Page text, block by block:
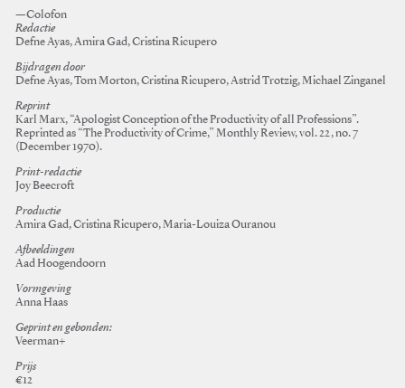
—Colofon
Redactie
Defne Ayas, Amira Gad, Cristina Ricupero
Bijdragen door
Defne Ayas, Tom Morton, Cristina Ricupero, Astrid Trotzig, Michael Zinganel
Reprint
Karl Marx, “Apologist Conception of the Productivity of all Professions”.
Reprinted as “The Productivity of Crime,” Monthly Review, vol. 22, no. 7
(December 1970).
Print-redactie
Joy Beecroft
Productie
Amira Gad, Cristina Ricupero, Maria-Louiza Ouranou
Afbeeldingen
Aad Hoogendoorn
Vormgeving
Anna Haas
Geprint en gebonden:
Veerman+
Prijs
€12